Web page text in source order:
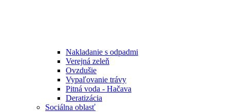
Nakladanie s odpadmi
Verejná zeleň
Ovzdušie
Vypaľovanie trávy
Pitná voda - Hačava
Deratizácia
Sociálna oblasť